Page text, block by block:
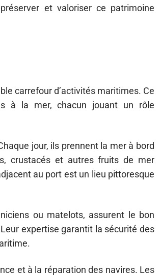
et valoriser ce patrimoine
carrefour d’activités maritimes. Ce
à la mer, chacun jouant un rôle
jour, ils prennent la mer à bord
crustacés et autres fruits de mer
au port est un lieu pittoresque
ou matelots, assurent le bon
expertise garantit la sécurité des
et à la réparation des navires. Les